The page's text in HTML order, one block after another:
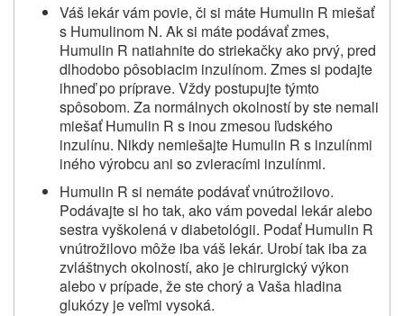
Váš lekár vám povie, či si máte Humulin R miešať
s Humulinom N. Ak si máte podávať zmes,
Humulin R natiahnite do striekačky ako prvý, pred
dlhodobo pôsobiacim inzulínom. Zmes si podajte
ihneď po príprave. Vždy postupujte týmto
spôsobom. Za normálnych okolností by ste nemali
miešať Humulin R s inou zmesou ľudského
inzulínu. Nikdy nemiešajte Humulin R s inzulínmi
iného výrobcu ani so zvieracími inzulínmi.
Humulin R si nemáte podávať vnútrožilovo.
Podávajte si ho tak, ako vám povedal lekár alebo
sestra vyškolená v diabetológii. Podať Humulin R
vnútrožilovo môže iba váš lekár. Urobí tak iba za
zvláštnych okolností, ako je chirurgický výkon
alebo v prípade, že ste chorý a Vaša hladina
glukózy je veľmi vysoká.